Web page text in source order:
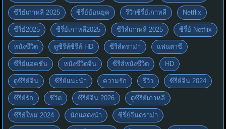
ซีรี่ย์เกาหลี 2025 ซีรี่ย์ย้อนยุค รีวิวซีรี่ย์เกาหลี Netflix
ซีรี่ย์2025 ซีรี่ย์เกาหลี2025 ซีรีส์เกาหลี 2025 ซีรี่ย์ Netflix
หนังชีวิต ดูซีรีส์ซีรีส์ HD ซีรีส์ดราม่า แฟนตาซี
ซีรี่ย์แอคชั่น หนังชีวิตจีน ซีรีส์หนังชีวิต HD
ดูซีรี่ย์จีน ซีรี่ย์แนะนำ ความรัก รีวิว ซีรี่ย์จีน 2024
ซีรี่ย์รัก ชีวิต ซีรี่ย์จีน 2026 ดูซีรี่ย์เกาหลี
ซีรี่ย์ใหม่ 2024 นักแสดงนำ ซีรี่ย์จีนดราม่า